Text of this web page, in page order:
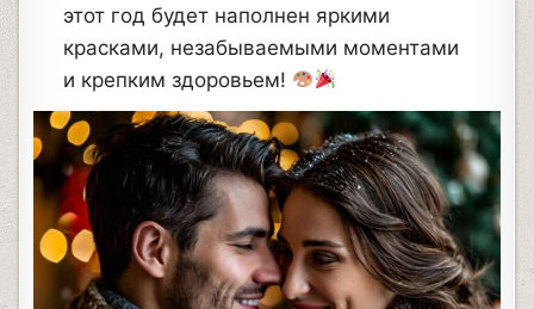
этот год будет наполнен яркими
красками, незабываемыми моментами
и крепким здоровьем!